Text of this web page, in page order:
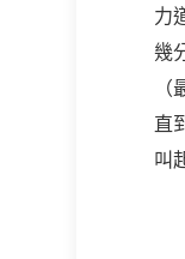
力
幾
直
叫